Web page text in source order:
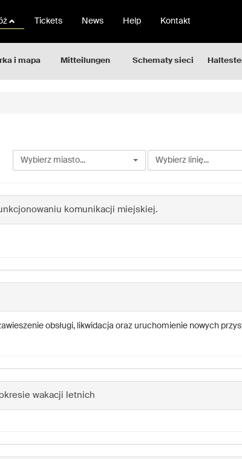
Tickets News Help Kontakt
i mapa Mitteilungen Schematy sieci
Wybierz
Wybierz miasto...
Wybierz
Wybierz linię...
komunikacji miejskiej.
obsługi, likwidacja oraz uruchomienie nowych
wakacji letnich